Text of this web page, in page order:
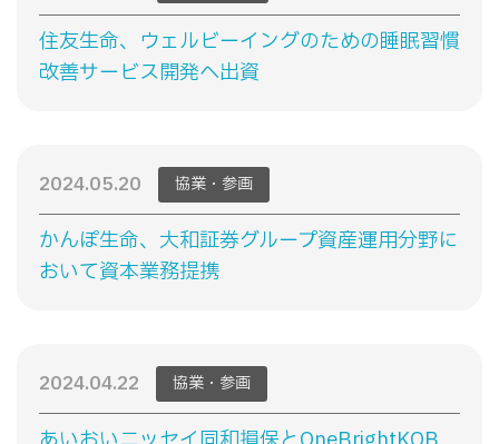
住友生命、ウェルビーイングのための睡眠習慣
改善サービス開発へ出資
2024.05.20 協業・参画
かんぽ生命、大和証券グループ資産運用分野に
おいて資本業務提携
2024.04.22 協業・参画